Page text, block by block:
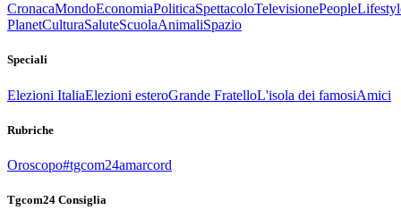
CronacaMondoEconomiaPoliticaSpettacoloTelevisionePeople
PlanetCulturaSaluteScuolaAnimaliSpazio
Speciali
Elezioni ItaliaElezioni esteroGrande FratelloL'isola dei famosiAmici
Rubriche
Oroscopo#tgcom24amarcord
Tgcom24 Consiglia